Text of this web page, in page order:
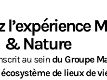
l’expérience
& Nature
au sein du Groupe
de lieux de